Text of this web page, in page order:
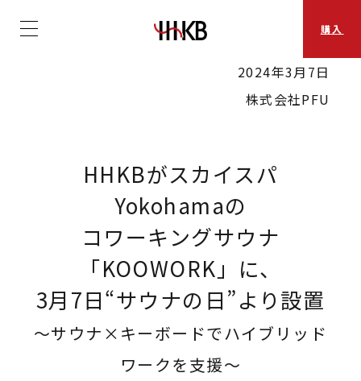
購入
2024年3月7日
株式会社PFU
HHKBがスカイスパ
Yokohamaの
コワーキングサウナ
「KOOWORK」に、
3月7日“サウナの日”より設置
～サウナ×キーボードでハイブリッド
ワークを支援～